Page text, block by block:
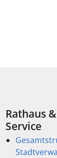
Rathaus &
Service